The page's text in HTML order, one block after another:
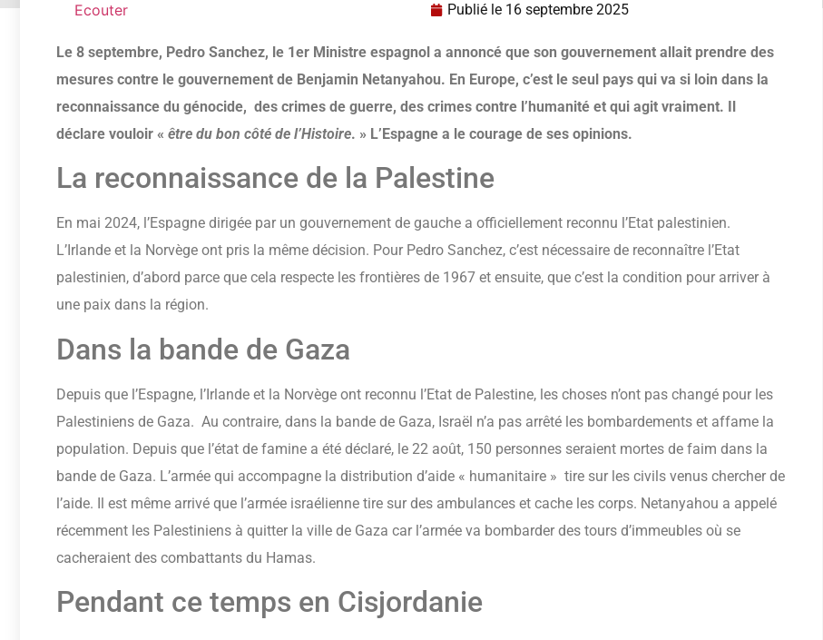
Ecouter Publié le 16 septembre 2025
Le 8 septembre, Pedro Sanchez, le 1er Ministre espagnol a annoncé que son gouvernement allait prendre des
mesures contre le gouvernement de Benjamin Netanyahou. En Europe, c’est le seul pays qui va si loin dans la
reconnaissance du génocide, des crimes de guerre, des crimes contre l’humanité et qui agit vraiment. Il
déclare vouloir « être du bon côté de l’Histoire. » L’Espagne a le courage de ses opinions.
La reconnaissance de la Palestine
En mai 2024, l’Espagne dirigée par un gouvernement de gauche a officiellement reconnu l’Etat palestinien.
L’Irlande et la Norvège ont pris la même décision. Pour Pedro Sanchez, c’est nécessaire de reconnaître l’Etat
palestinien, d’abord parce que cela respecte les frontières de 1967 et ensuite, que c’est la condition pour arriver à
une paix dans la région.
Dans la bande de Gaza
Depuis que l’Espagne, l’Irlande et la Norvège ont reconnu l’Etat de Palestine, les choses n’ont pas changé pour les
Palestiniens de Gaza. Au contraire, dans la bande de Gaza, Israël n’a pas arrêté les bombardements et affame la
population. Depuis que l’état de famine a été déclaré, le 22 août, 150 personnes seraient mortes de faim dans la
bande de Gaza. L’armée qui accompagne la distribution d’aide « humanitaire » tire sur les civils venus chercher de
l’aide. Il est même arrivé que l’armée israélienne tire sur des ambulances et cache les corps. Netanyahou a appelé
récemment les Palestiniens à quitter la ville de Gaza car l’armée va bombarder des tours d’immeubles où se
cacheraient des combattants du Hamas.
Pendant ce temps en Cisjordanie